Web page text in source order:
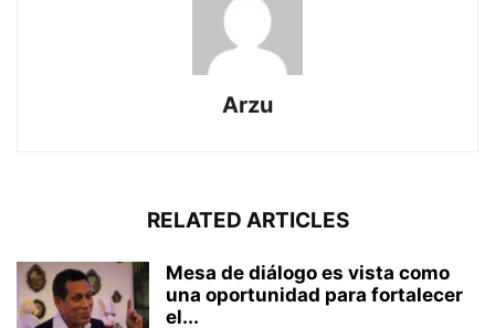
Arzu
RELATED ARTICLES
Mesa de diálogo es vista como
una oportunidad para fortalecer
el...